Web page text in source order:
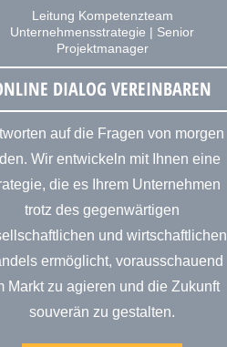
Leitung Kompetenzteam
Unternehmensstrategie | Senior
Projektmanager
DIALOG VEREINBAREN
auf die Fragen von morgen
Wir entwickeln mit Ihnen eine
die es Ihrem Unternehmen
trotz des gegenwärtigen
und wirtschaftlichen
ermöglicht, vorausschauend
Markt zu agieren und die Zukunft
souverän zu gestalten.